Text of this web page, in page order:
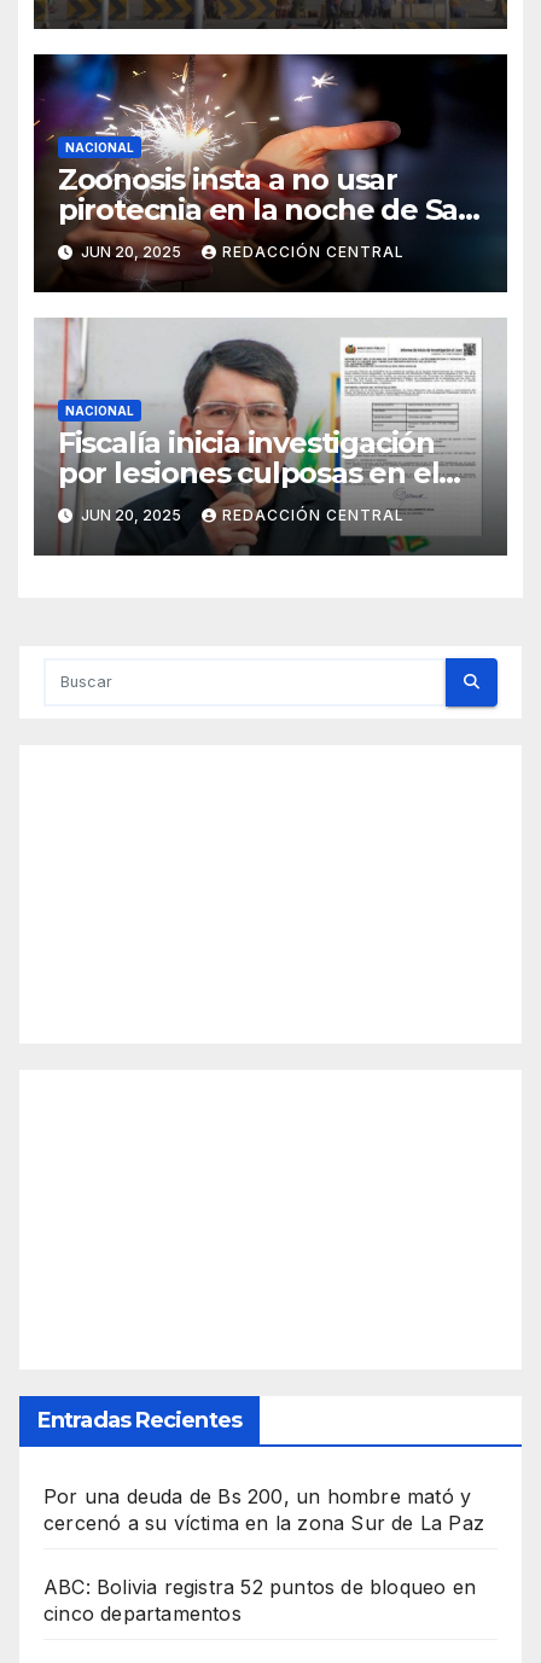
NACIONAL
Zoonosis insta a no usar
pirotecnia en la noche de San
Juan
JUN 20, 2025 REDACCIÓN CENTRAL
NACIONAL
Fiscalía inicia investigación
por lesiones culposas en el
caso del gobernador
chuquisaqueño Damián
Condori
JUN 20, 2025 REDACCIÓN CENTRAL
Entradas Recientes
Por una deuda de Bs 200, un hombre mató y
cercenó a su víctima en la zona Sur de La Paz
ABC: Bolivia registra 52 puntos de bloqueo en
cinco departamentos